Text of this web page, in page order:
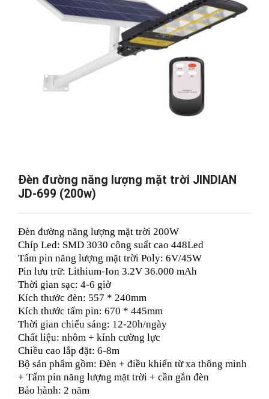
Đèn đường năng lượng mặt trời JINDIAN
JD-699 (200w)
Đèn đường năng lượng mặt trời 200W
Chíp Led: SMD 3030 công suất cao 448Led
Tấm pin năng lượng mặt trời Poly: 6V/45W
Pin lưu trữ: Lithium-Ion 3.2V 36.000 mAh
Thời gian sạc: 4-6 giờ
Kích thước đèn: 557 * 240mm
Kích thước tấm pin: 670 * 445mm
Thời gian chiếu sáng: 12-20h/ngày
Chất liệu: nhôm + kính cường lực
Chiều cao lắp đặt: 6-8m
Bộ sản phẩm gồm: Đèn + điều khiển từ xa thông minh
+ Tấm pin năng lượng mặt trời + cần gắn đèn
Bảo hành: 2 năm